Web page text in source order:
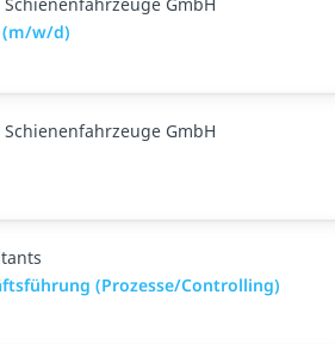
(m/w/d)
GmbH
(Prozesse/Controlling)